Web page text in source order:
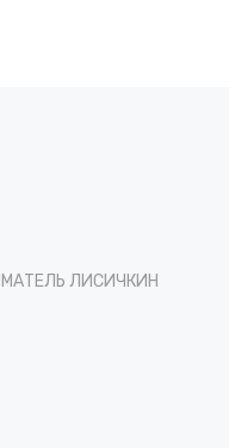
ЛИСИЧКИН